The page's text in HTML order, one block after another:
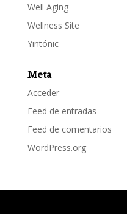
Well Aging
Wellness Site
Yintónic
Meta
Acceder
Feed de entradas
Feed de comentarios
WordPress.org